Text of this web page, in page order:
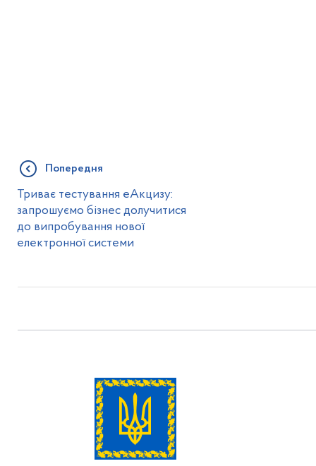
Попередня
Триває тестування еАкцизу:
запрошуємо бізнес долучитися
до випробування нової
електронної системи